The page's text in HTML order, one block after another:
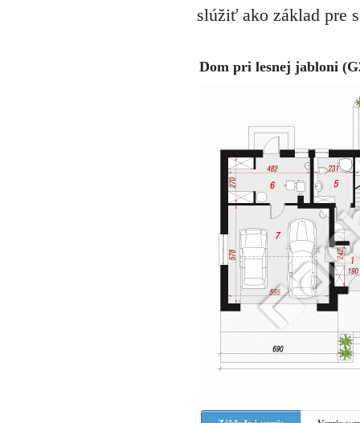
slúžiť ako základ pre
Dom pri lesnej jabloni